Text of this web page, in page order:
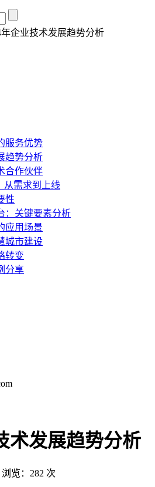
年企业技术发展趋势分析
服务优势
趋势分析
合作伙伴
从需求到上线
性
：关键要素分析
应用场景
城市建设
转变
分享
术发展趋势分析
浏览：282 次